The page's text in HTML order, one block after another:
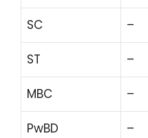
SC –
ST –
MBC –
PwBD –